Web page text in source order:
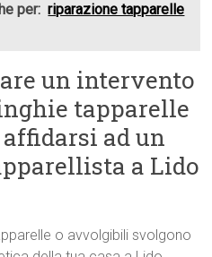
per: riparazione tapparelle
un intervento
tapparelle
ad un
a Lido
o avvolgibili svolgono